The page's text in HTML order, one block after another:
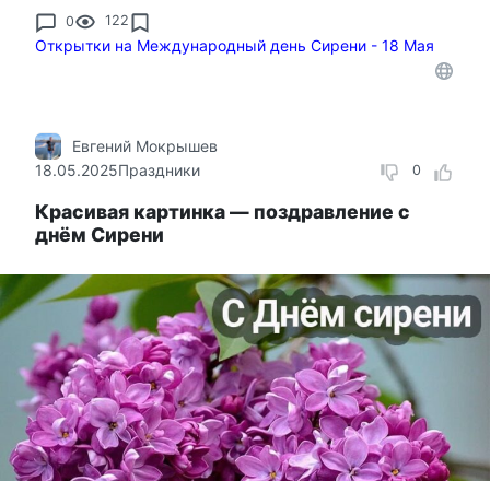
0 122
Открытки на Международный день Сирени - 18 Мая
0
Евгений Мокрышев
18.05.2025Праздники
Красивая картинка — поздравление с
днём Сирени